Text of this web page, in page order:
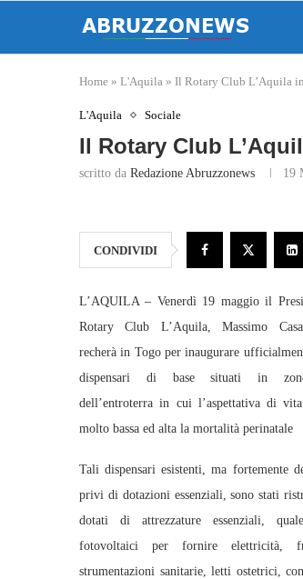
Home » L'Aquila » Il Rotary Club L’Aquila
L'Aquila Sociale
Il Rotary Club
scritto da Redazione Abruzzonews 19
CONDIVIDI
L’AQUILA – Venerdì 19 maggio il
Rotary Club L’Aquila, Massimo
recherà in Togo per inaugurare
dispensari di base situati in
dell’entroterra in cui l’aspettativa di
molto bassa ed alta la mortalità perinatale
Tali dispensari esistenti, ma fortemente
privi di dotazioni essenziali, sono stati
dotati di attrezzature essenziali,
fotovoltaici per fornire elettricità,
strumentazioni sanitarie, letti ostetrici,